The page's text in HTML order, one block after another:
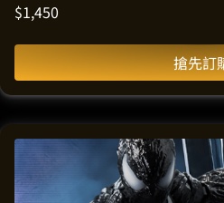
$1,450
搶先訂